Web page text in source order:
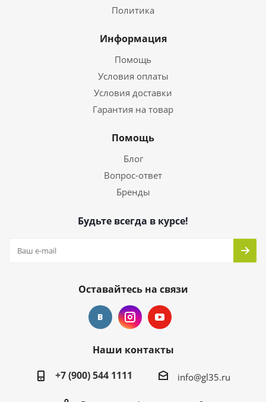
Политика
Информация
Помощь
Условия оплаты
Условия доставки
Гарантия на товар
Помощь
Блог
Вопрос-ответ
Бренды
Будьте всегда в курсе!
Оставайтесь на связи
Наши контакты
+7 (900) 544 1111
info@gl35.ru